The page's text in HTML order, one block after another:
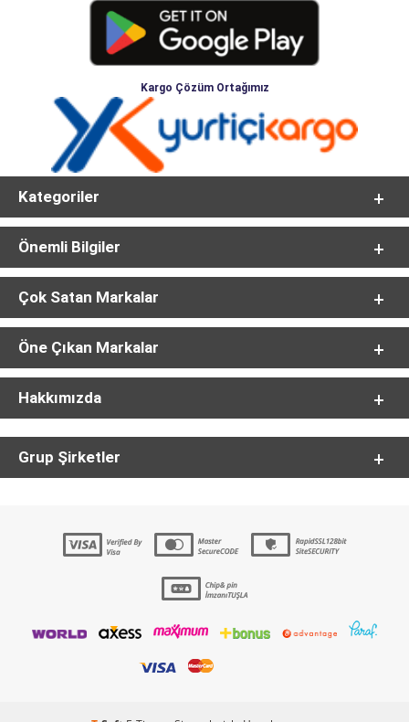
Kargo Çözüm Ortağımız
Kategoriler
Önemli Bilgiler
Çok Satan Markalar
Öne Çıkan Markalar
Hakkımızda
Grup Şirketler